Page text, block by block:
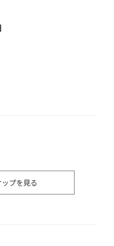
プを見る